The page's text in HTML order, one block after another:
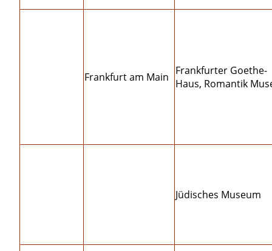
Frankfurt am Main Frankfurter Goethe-
Haus, Romantik
Jüdisches Museum